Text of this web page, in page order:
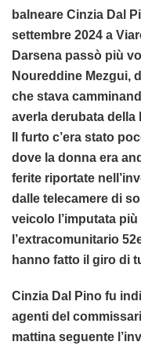
balneare Cinzia Dal
settembre 2024 a
Darsena passò più
Noureddine Mezgui,
che stava
averla derubata della
Il furto c’era stato
dove la donna era
ferite riportate
dalle telecamere di
veicolo l’imputata
l’extracomunitario
hanno fatto il giro di
Cinzia Dal Pino fu
agenti del
mattina seguente